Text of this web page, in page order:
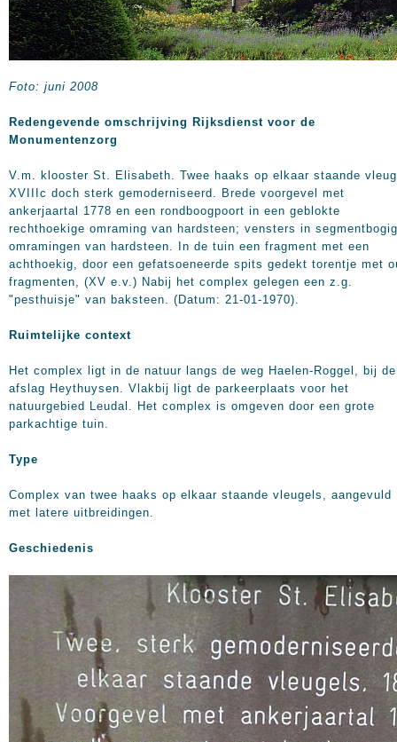
Foto: juni 2008
Redengevende omschrijving Rijksdienst voor de
Monumentenzorg
V.m. klooster St. Elisabeth. Twee haaks op elkaar staande
XVIIIc doch sterk gemoderniseerd. Brede voorgevel met
ankerjaartal 1778 en een rondboogpoort in een geblokte
rechthoekige omraming van hardsteen; vensters in
omramingen van hardsteen. In de tuin een fragment met een
achthoekig, door een gefatsoeneerde spits gedekt torentje met
fragmenten, (XV e.v.) Nabij het complex gelegen een z.g.
"pesthuisje" van baksteen. (Datum: 21-01-1970).
Ruimtelijke context
Het complex ligt in de natuur langs de weg Haelen-Roggel, bij de
afslag Heythuysen. Vlakbij ligt de parkeerplaats voor het
natuurgebied Leudal. Het complex is omgeven door een grote
parkachtige tuin.
Type
Complex van twee haaks op elkaar staande vleugels, aangevuld
met latere uitbreidingen.
Geschiedenis